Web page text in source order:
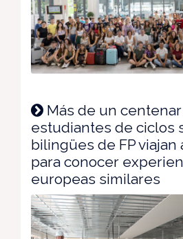
Más de un
estudiantes de ciclos
bilingües de FP viajan
para conocer
europeas similares